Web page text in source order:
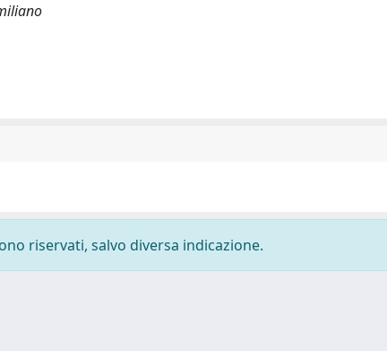
riservati, salvo diversa indicazione.